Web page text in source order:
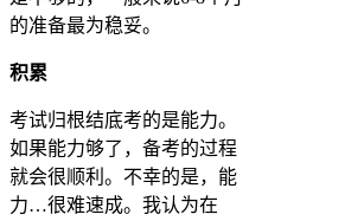
的准备最为稳妥。
积累
考试归根结底考的是能力。
如果能力够了，备考的过程
就会很顺利。不幸的是，能
力…很难速成。我认为在